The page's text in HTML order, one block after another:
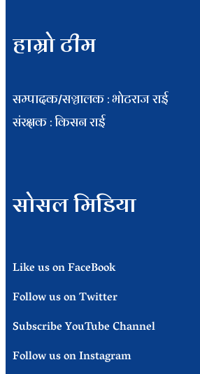
हाम्रो टीम
सम्पादक/सञ्चालक : भाेटराज राई
संरक्षक : किसन राई
सोसल मिडिया
Like us on FaceBook
Follow us on Twitter
Subscribe YouTube Channel
Follow us on Instagram